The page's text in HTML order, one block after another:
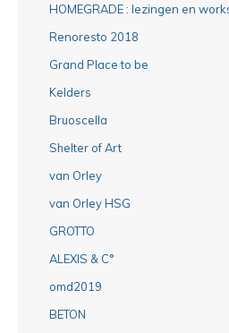
HOMEGRADE : lezingen en
Renoresto 2018
Grand Place to be
Kelders
Bruoscella
Shelter of Art
van Orley
van Orley HSG
GROTTO
ALEXIS & C°
omd2019
BETON